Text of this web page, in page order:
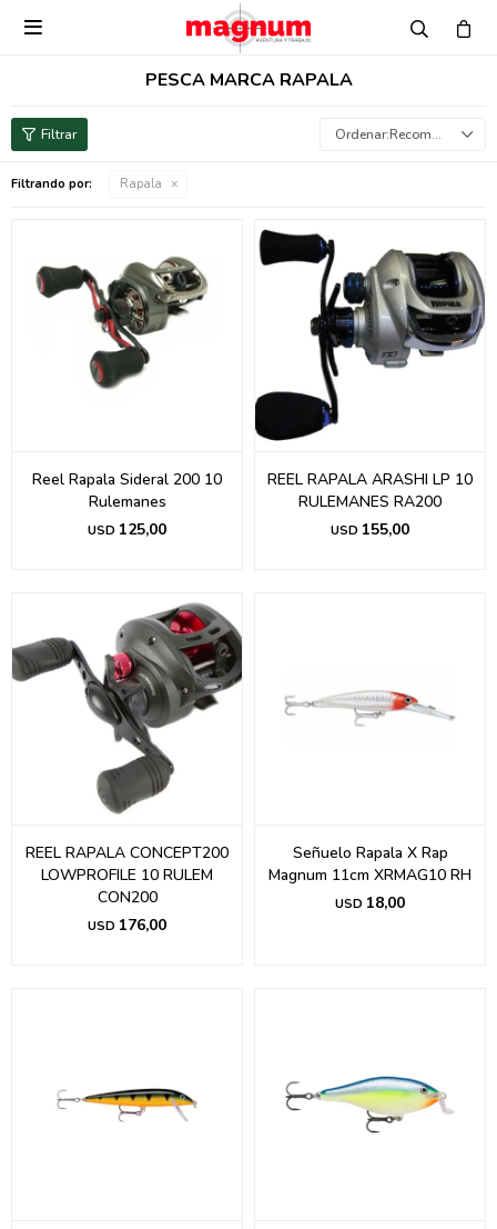

PESCA MARCA RAPALA
Recomendados
Filtrando por: Rapala
Reel Rapala Sideral 200 10
Rulemanes
USD 125,00
REEL RAPALA ARASHI LP 10
RULEMANES RA200
USD 155,00
REEL RAPALA CONCEPT200
LOWPROFILE 10 RULEM
CON200
USD 176,00
Señuelo Rapala X Rap
Magnum 11cm XRMAG10 RH
USD 18,00